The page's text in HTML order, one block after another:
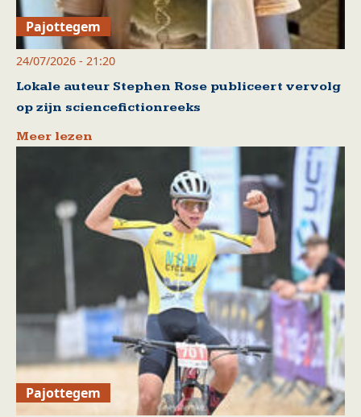
Pajottegem
24/07/2026 - 21:20
Lokale auteur Stephen Rose publiceert vervolg
op zijn sciencefictionreeks
Meer lezen
Pajottegem